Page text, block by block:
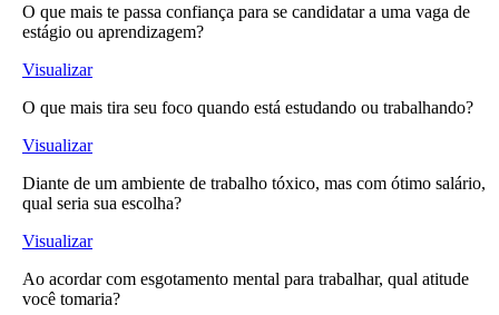
O que mais te passa confiança para se candidatar a uma vaga de
estágio ou aprendizagem?
Visualizar
O que mais tira seu foco quando está estudando ou trabalhando?
Visualizar
Diante de um ambiente de trabalho tóxico, mas com ótimo salário,
qual seria sua escolha?
Visualizar
Ao acordar com esgotamento mental para trabalhar, qual atitude
você tomaria?